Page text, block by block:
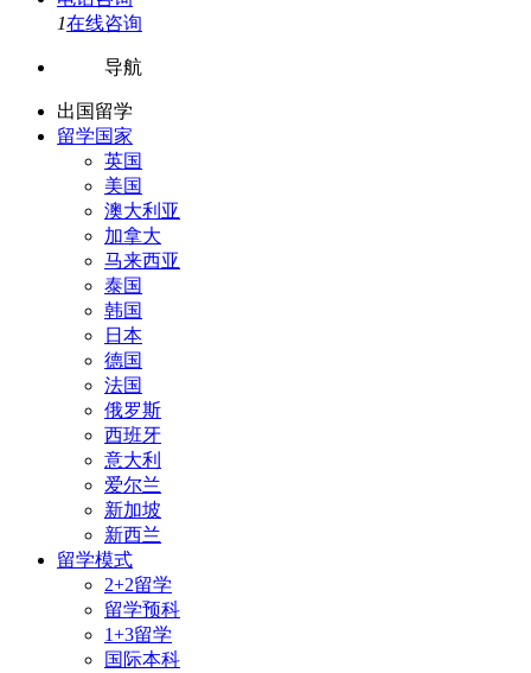
1在线咨询
导航
出国留学
留学国家
英国
美国
澳大利亚
加拿大
马来西亚
泰国
韩国
日本
德国
法国
俄罗斯
西班牙
意大利
爱尔兰
新加坡
新西兰
留学模式
2+2留学
留学预科
1+3留学
国际本科